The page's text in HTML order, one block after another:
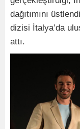
dağıtımını
dizisi İtalya’da
attı.